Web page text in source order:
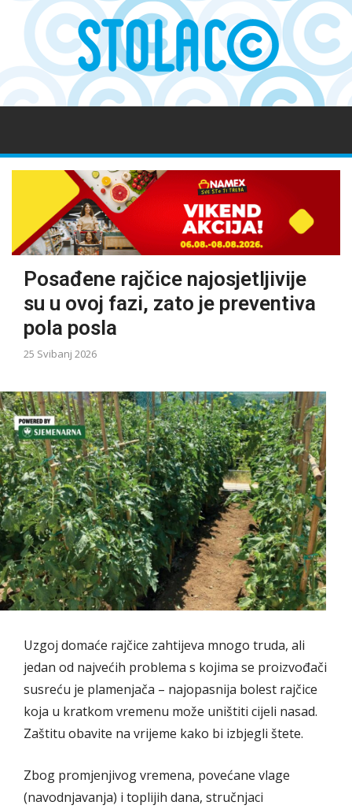
Posađene rajčice najosjetljivije
su u ovoj fazi, zato je preventiva
pola posla
25 Svibanj 2026
Uzgoj domaće rajčice zahtijeva mnogo truda, ali
jedan od najvećih problema s kojima se proizvođači
susreću je plamenjača – najopasnija bolest rajčice
koja u kratkom vremenu može uništiti cijeli nasad.
Zaštitu obavite na vrijeme kako bi izbjegli štete.
Zbog promjenjivog vremena, povećane vlage
(navodnjavanja) i toplijih dana, stručnjaci